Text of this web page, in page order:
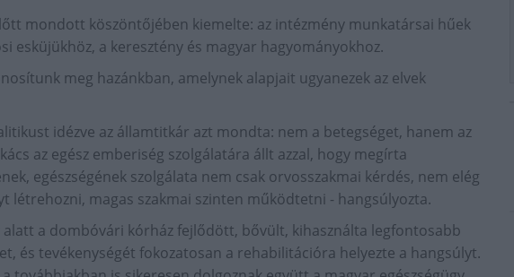
mondott köszöntőjében kiemelte: az intézmény munkatársai hűek
esküjükhöz, a keresztény és magyar hagyományokhoz.
meg hazánkban, amelynek alapjait ugyanezek az elvek
idézve az államtitkár azt mondta: nem a betegséget, hanem az
az egész emberiség szolgálatára állt azzal, hogy megírta
egészségének szolgálata nem csak orvosszakmai kérdés, nem elég
létrehozni, magas szakmai szinten működtetni - hangsúlyozta.
alatt a dombóvári kórház fejlődött, bővült, kihasználta legfontosabb
és tevékenységét fokozatosan a rehabilitációra helyezte a hangsúlyt.